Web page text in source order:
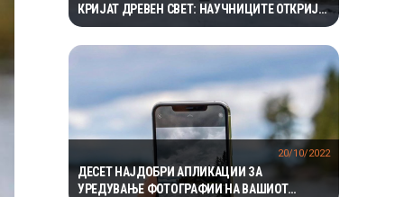
КРИЈАТ ДРЕВЕН СВЕТ: НАУЧНИЦИТЕ ОТКРИЈА
ЕКОСИСТЕМ ИЗОЛИРАН ПОВЕЌЕ ОД 1,5
МИЛИОНИ ГОДИНИ
ДЕСЕТ НАЈДОБРИ АПЛИКАЦИИ ЗА
УРЕДУВАЊЕ ФОТОГРАФИИ НА ВАШИОТ
20/10/2022